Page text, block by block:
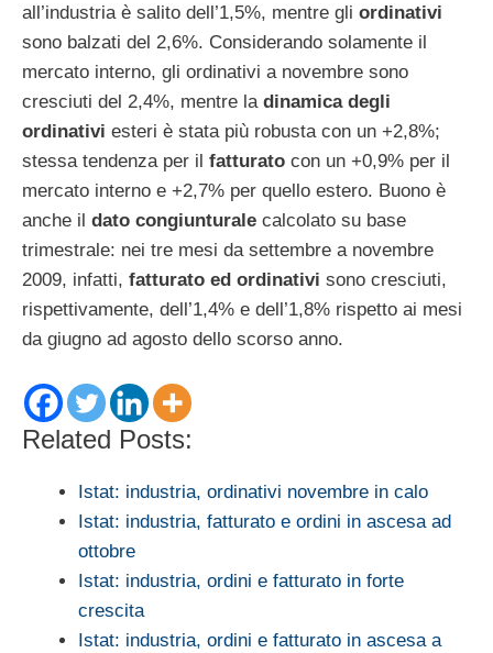
all’industria è salito dell’1,5%, mentre gli ordinativi
sono balzati del 2,6%. Considerando solamente il
mercato interno, gli ordinativi a novembre sono
cresciuti del 2,4%, mentre la dinamica degli
ordinativi esteri è stata più robusta con un +2,8%;
stessa tendenza per il fatturato con un +0,9% per il
mercato interno e +2,7% per quello estero. Buono è
anche il dato congiunturale calcolato su base
trimestrale: nei tre mesi da settembre a novembre
2009, infatti, fatturato ed ordinativi sono cresciuti,
rispettivamente, dell’1,4% e dell’1,8% rispetto ai mesi
da giugno ad agosto dello scorso anno.
Related Posts:
Istat: industria, ordinativi novembre in calo
Istat: industria, fatturato e ordini in ascesa ad
ottobre
Istat: industria, ordini e fatturato in forte
crescita
Istat: industria, ordini e fatturato in ascesa a